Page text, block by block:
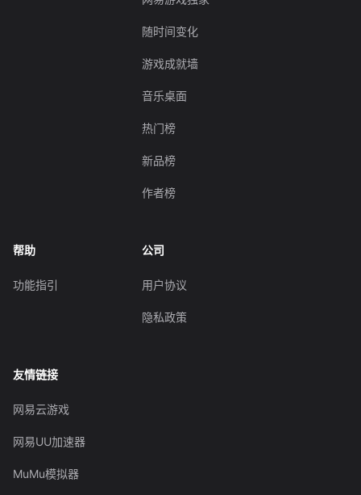
随时间变化
游戏成就墙
音乐桌面
热门榜
新品榜
作者榜
帮助
功能指引
公司
用户协议
隐私政策
友情链接
网易云游戏
网易UU加速器
MuMu模拟器